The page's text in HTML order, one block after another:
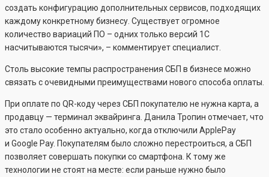
создать конфигурацию дополнительных сервисов, подходящих
каждому конкретному бизнесу. Существует огромное
количество вариаций ПО – одних только версий 1С
насчитываются тысячи», – комментирует специалист.
Столь высокие темпы распространения СБП в бизнесе можно
связать с очевидными преимуществами нового способа оплаты.
При оплате по QR-коду через СБП покупателю не нужна карта, а
продавцу — терминал эквайринга. Данила Тропин отмечает, что
это стало особенно актуально, когда отключили ApplePay
и Google Pay. Покупателям было сложно перестроиться, а СБП
позволяет совершать покупки со смартфона. К тому же
технологии не стоят на месте: если раньше нужно было